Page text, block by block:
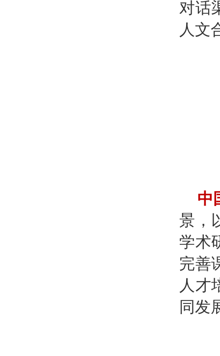
对话
人文
中
景，
学术
完善
人才
同发